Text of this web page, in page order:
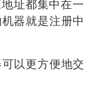
址都集中在一
器就是注册中
以更方便地交